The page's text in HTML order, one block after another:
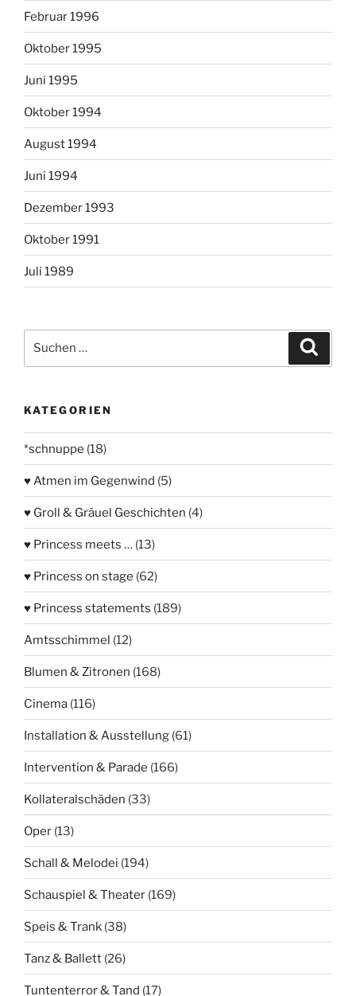
Februar 1996
Oktober 1995
Juni 1995
Oktober 1994
August 1994
Juni 1994
Dezember 1993
Oktober 1991
Juli 1989
nach:
KATEGORIEN
*schnuppe (18)
♥ Atmen im Gegenwind (5)
♥ Groll & Gräuel Geschichten (4)
♥ Princess meets … (13)
♥ Princess on stage (62)
♥ Princess statements (189)
Amtsschimmel (12)
Blumen & Zitronen (168)
Cinema (116)
Installation & Ausstellung (61)
Intervention & Parade (166)
Kollateralschäden (33)
Oper (13)
Schall & Melodei (194)
Schauspiel & Theater (169)
Speis & Trank (38)
Tanz & Ballett (26)
Tuntenterror & Tand (17)